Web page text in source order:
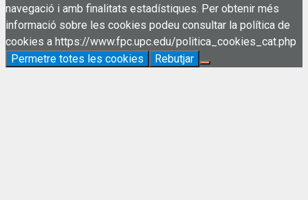
navegació i amb finalitats estadístiques. Per obtenir més
informació sobre les cookies podeu consultar la política de
cookies a https://www.fpc.upc.edu/politica_cookies_cat.php
Permetre totes les cookies
Rebutjar